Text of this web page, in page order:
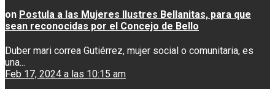
on Postula a las Mujeres Ilustres Bellanitas, para que
sean reconocidas por el Concejo de Bello
Duber mari correa Gutiérrez, mujer social o comunitaria, es
una...
Feb 17, 2024 a las 10:15 am